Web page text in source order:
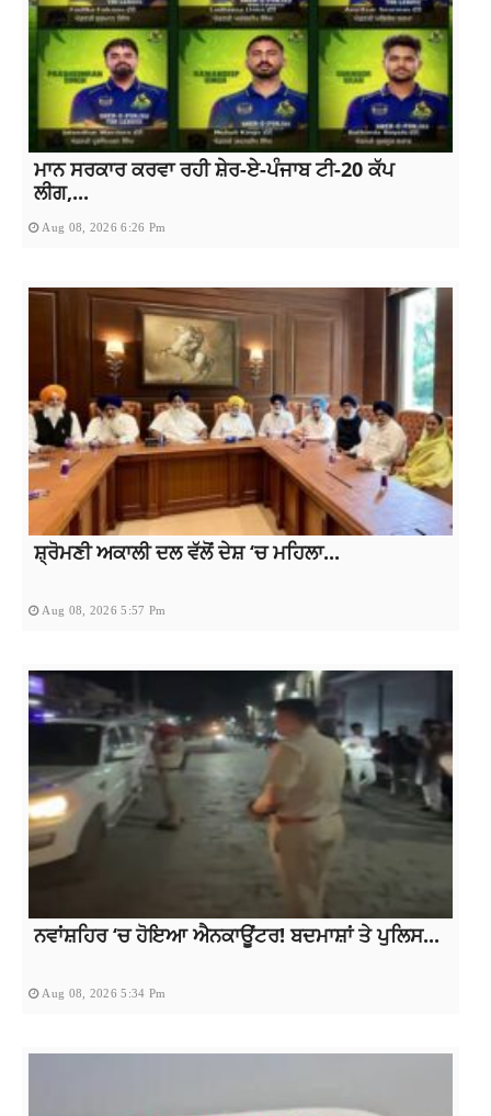
ਮਾਨ ਸਰਕਾਰ ਕਰਵਾ ਰਹੀ ਸ਼ੇਰ-ਏ-ਪੰਜਾਬ ਟੀ-20 ਕੱਪ
ਲੀਗ,...
Aug 08, 2026 6:26 Pm
ਸ਼੍ਰੋਮਣੀ ਅਕਾਲੀ ਦਲ ਵੱਲੋਂ ਦੇਸ਼ ‘ਚ ਮਹਿਲਾ...
Aug 08, 2026 5:57 Pm
ਨਵਾਂਸ਼ਹਿਰ ‘ਚ ਹੋਇਆ ਐਨਕਾਊਂਟਰ! ਬਦਮਾਸ਼ਾਂ ਤੇ ਪੁਲਿਸ...
Aug 08, 2026 5:34 Pm